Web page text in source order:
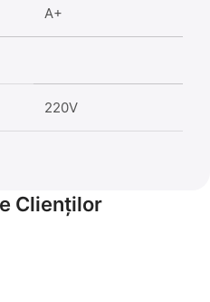
A+
220V
Clienților